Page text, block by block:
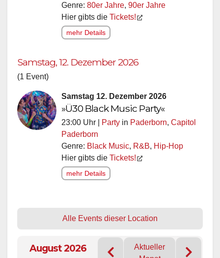
Genre: 80er Jahre, 90er Jahre
Hier gibts die Tickets!
mehr Details
Samstag, 12. Dezember 2026
(1 Event)
Samstag 12. Dezember 2026
»Ü30 Black Music Party«
23:00 Uhr | Party in Paderborn, Capitol
Paderborn
Genre: Black Music, R&B, Hip-Hop
Hier gibts die Tickets!
mehr Details
Alle Events dieser Location
August 2026
Aktueller